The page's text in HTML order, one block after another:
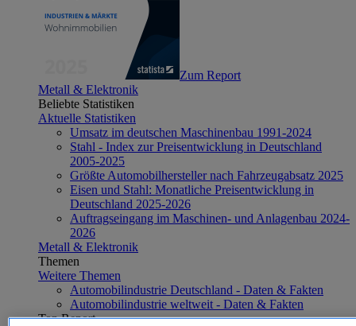
Zum Report
Metall & Elektronik
Beliebte Statistiken
Aktuelle Statistiken
Umsatz im deutschen Maschinenbau 1991-2024
Stahl - Index zur Preisentwicklung in Deutschland
2005-2025
Größte Automobilhersteller nach Fahrzeugabsatz 2025
Eisen und Stahl: Monatliche Preisentwicklung in
Deutschland 2025-2026
Auftragseingang im Maschinen- und Anlagenbau 2024-
2026
Metall & Elektronik
Themen
Weitere Themen
Automobilindustrie Deutschland - Daten & Fakten
Automobilindustrie weltweit - Daten & Fakten
Top Report